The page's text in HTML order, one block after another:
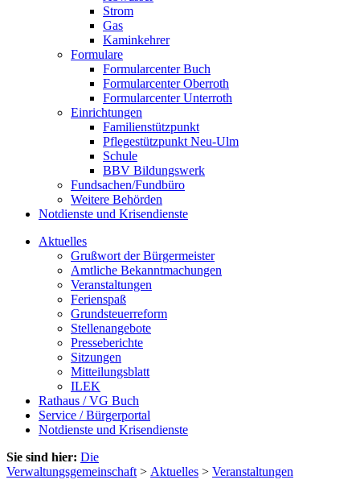
Strom
Gas
Kaminkehrer
Formulare
Formularcenter Buch
Formularcenter Oberroth
Formularcenter Unterroth
Einrichtungen
Familienstützpunkt
Pflegestützpunkt Neu-Ulm
Schule
BBV Bildungswerk
Fundsachen/Fundbüro
Weitere Behörden
Notdienste und Krisendienste
Aktuelles
Grußwort der Bürgermeister
Amtliche Bekanntmachungen
Veranstaltungen
Ferienspaß
Grundsteuerreform
Stellenangebote
Presseberichte
Sitzungen
Mitteilungsblatt
ILEK
Rathaus / VG Buch
Service / Bürgerportal
Notdienste und Krisendienste
Sie sind hier: Die
Verwaltungsgemeinschaft > Aktuelles > Veranstaltungen